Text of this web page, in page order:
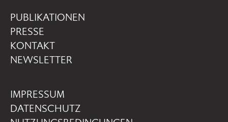
PUBLIKATIONEN
PRESSE
KONTAKT
NEWSLETTER
IMPRESSUM
DATENSCHUTZ